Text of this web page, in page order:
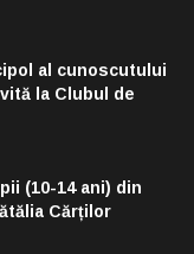
al cunoscutului
la Clubul de
(10-14 ani) din
Cărților